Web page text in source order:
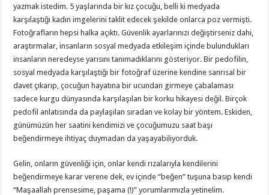
yazmak istedim. 5 yaşlarında bir kız çocuğu, belli ki medyada
karşılaştığı kadın imgelerini taklit edecek şekilde onlarca poz vermişti.
Fotoğrafların hepsi halka açıktı. Güvenlik ayarlarınızı değiştirseniz dahi,
araştırmalar, insanların sosyal medyada etkileşim içinde bulundukları
insanların neredeyse yarısını tanımadıklarını gösteriyor. Bir pedofilin,
sosyal medyada karşılaştığı bir fotoğraf üzerine kendine sanrısal bir
davet çıkarıp, çocuğun hayatına bir ucundan girmeye çabalaması
sadece kurgu dünyasında karşılaşılan bir korku hikayesi değil. Birçok
pedofil anlatısında da paylaşılan sıradan ve kolay bir yöntem. Eskiden,
günümüzün her saatini kendimizi ve çocuğumuzu saat başı
beğendirmeye ihtiyaç duymadan da yaşayabiliyorduk.
Gelin, onların güvenliği için, onlar kendi rızalarıyla kendilerini
beğendirmeye karar verene dek, ev içinde “beğen” tuşuna basıp kendi
“Maşaallah prensesime, paşama (!)” yorumlarımızla yetinelim.